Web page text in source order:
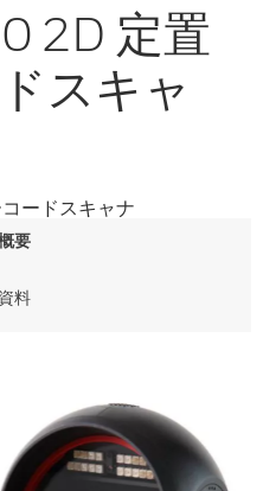
2D 定置
スキャ
ードスキャナ
要
料